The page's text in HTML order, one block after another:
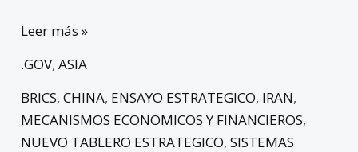
Leer más »
.GOV,ASIA
BRICS,CHINA, ENSAYO ESTRATEGICO, IRAN,
MECANISMOS ECONOMICOS Y FINANCIEROS,
NUEVO TABLERO ESTRATEGICO,SISTEMAS